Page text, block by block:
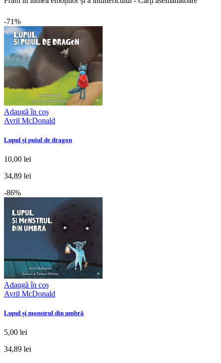
-71%
Adaugă în coș
Avril McDonald
Lupul și puiul de dragon
10,00 lei
34,89 lei
-86%
Adaugă în coș
Avril McDonald
Lupul și monstrul din umbră
5,00 lei
34,89 lei